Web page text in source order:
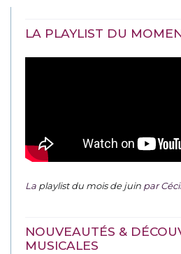
LA PLAYLIST DU
La playlist du mois de juin par
NOUVEAUTÉS &
MUSICALES